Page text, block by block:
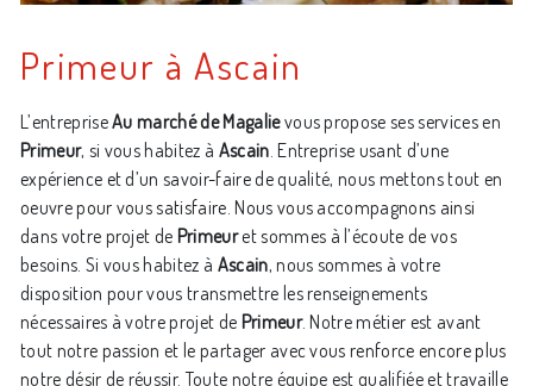
Primeur à Ascain
L’entrepriseAu marché de Magalievous propose ses services en
Primeur, si vous habitez à Ascain . Entreprise usant d’une
expérience et d’un savoir-faire de qualité, nous mettons tout en
oeuvre pour vous satisfaire. Nous vous accompagnons ainsi
dans votre projet de Primeuret sommes à l’écoute de vos
besoins. Si vous habitez à Ascain, nous sommes à votre
disposition pour vous transmettre les renseignements
nécessaires à votre projet de Primeur. Notre métier est avant
tout notre passion et le partager avec vous renforce encore plus
notre désir de réussir. Toute notre équipe est qualifiée et travaille